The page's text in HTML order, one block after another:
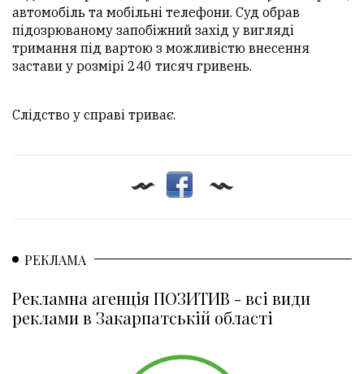
автомобіль та мобільні телефони. Суд обрав
підозрюваному запобіжний захід у вигляді
тримання під вартою з можливістю внесення
застави у розмірі 240 тисяч гривень.
Слідство у справі триває.
РЕКЛАМА
Рекламна агенція ПОЗИТИВ - всі види
реклами в Закарпатській області